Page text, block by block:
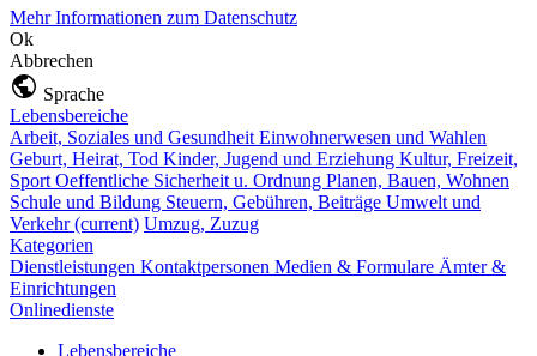
Mehr Informationen zum Datenschutz
Ok
Abbrechen
Sprache
Lebensbereiche
Arbeit, Soziales und Gesundheit Einwohnerwesen und Wahlen
Geburt, Heirat, Tod Kinder, Jugend und Erziehung Kultur, Freizeit,
Sport Oeffentliche Sicherheit u. Ordnung Planen, Bauen, Wohnen
Schule und Bildung Steuern, Gebühren, Beiträge Umwelt und
Verkehr(current) Umzug, Zuzug
Kategorien
Dienstleistungen Kontaktpersonen Medien & Formulare Ämter &
Einrichtungen
Onlinedienste
Lebensbereiche